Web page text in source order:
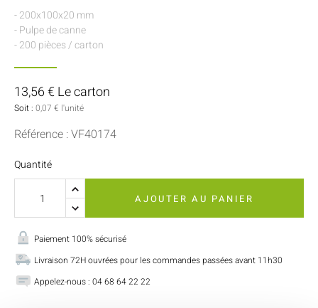
- 200x100x20 mm
- Pulpe de canne
- 200 pièces / carton
13,56 € Le carton
Soit : 0,07 € l'unité
Référence : VF40174
Quantité
AJOUTER AU PANIER
Paiement 100% sécurisé
Livraison 72H ouvrées pour les commandes passées avant 11h30
Appelez-nous : 04 68 64 22 22